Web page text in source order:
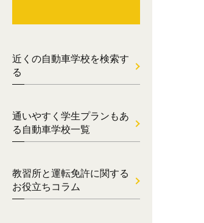
近くの自動車学校を検索す
る
通いやすく学生プランもあ
る自動車学校一覧
教習所と運転免許に関する
お役立ちコラム